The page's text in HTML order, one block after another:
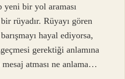
yeni bir yol araması
rüyadır. Rüyayı gören
hayal ediyorsa,
gerektiği anlamına
atması ne anlama…